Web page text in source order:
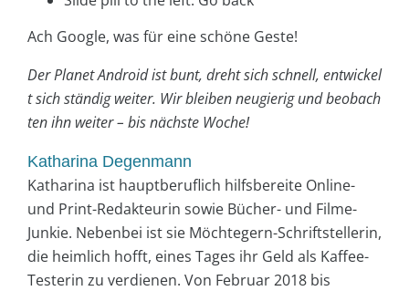
Ach Google, was für eine schöne Geste!
Der Planet Android ist bunt, dreht sich schnell, entwickel
t sich ständig weiter. Wir bleiben neugierig und beobach
ten ihn weiter – bis nächste Woche!
Katharina Degenmann
Katharina ist hauptberuflich hilfsbereite Online-
und Print-Redakteurin sowie Bücher- und Filme-
Junkie. Nebenbei ist sie Möchtegern-Schriftstellerin,
die heimlich hofft, eines Tages ihr Geld als Kaffee-
Testerin zu verdienen. Von Februar 2018 bis